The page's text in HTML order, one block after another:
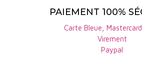
PAIEMENT 100%
Carte Bleue,
Virement
Paypal